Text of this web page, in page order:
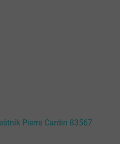
Pierre Cardin 83567